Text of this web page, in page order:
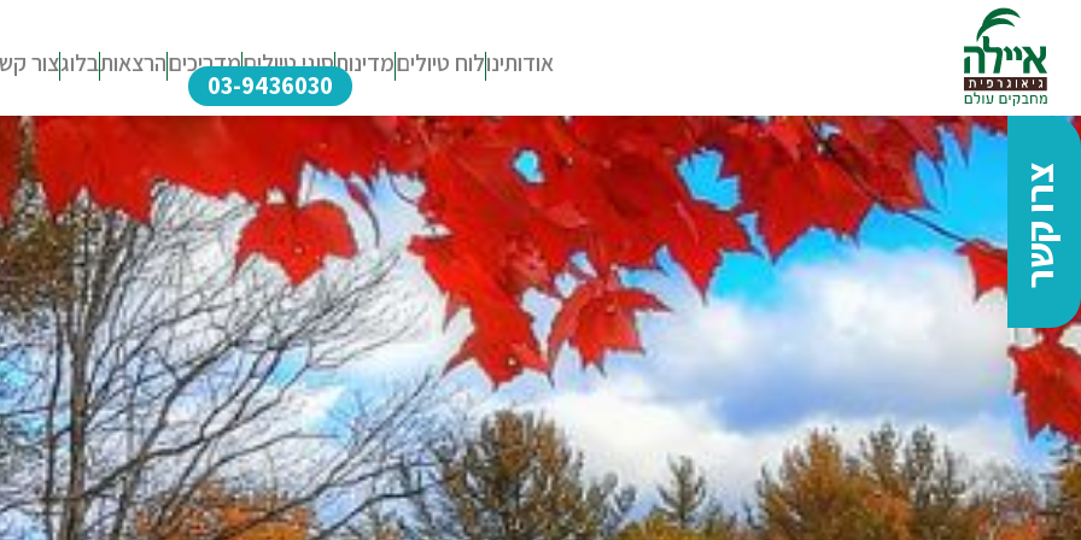
אודותינולוח טיוליםמדינותסוגי טיוליםמדריכיםהרצאותבלוגצור
03-9436030
צרו קשר